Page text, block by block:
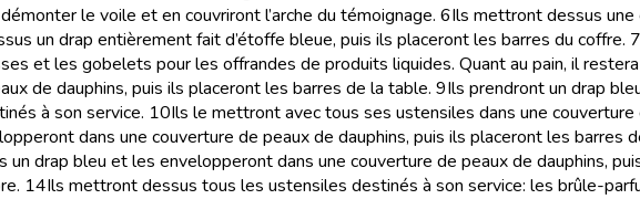
le voile et en couvriront l’arche du témoignage. 6Ils mettront dessus une
un drap entièrement fait d’étoffe bleue, puis ils placeront les barres du coffre. 7
et les gobelets pour les offrandes de produits liquides. Quant au pain, il
de dauphins, puis ils placeront les barres de la table. 9Ils prendront un drap
à son service. 10Ils le mettront avec tous ses ustensiles dans une
dans une couverture de peaux de dauphins, puis ils placeront les barres
drap bleu et les envelopperont dans une couverture de peaux de dauphins,
14Ils mettront dessus tous les ustensiles destinés à son service: les brûle-